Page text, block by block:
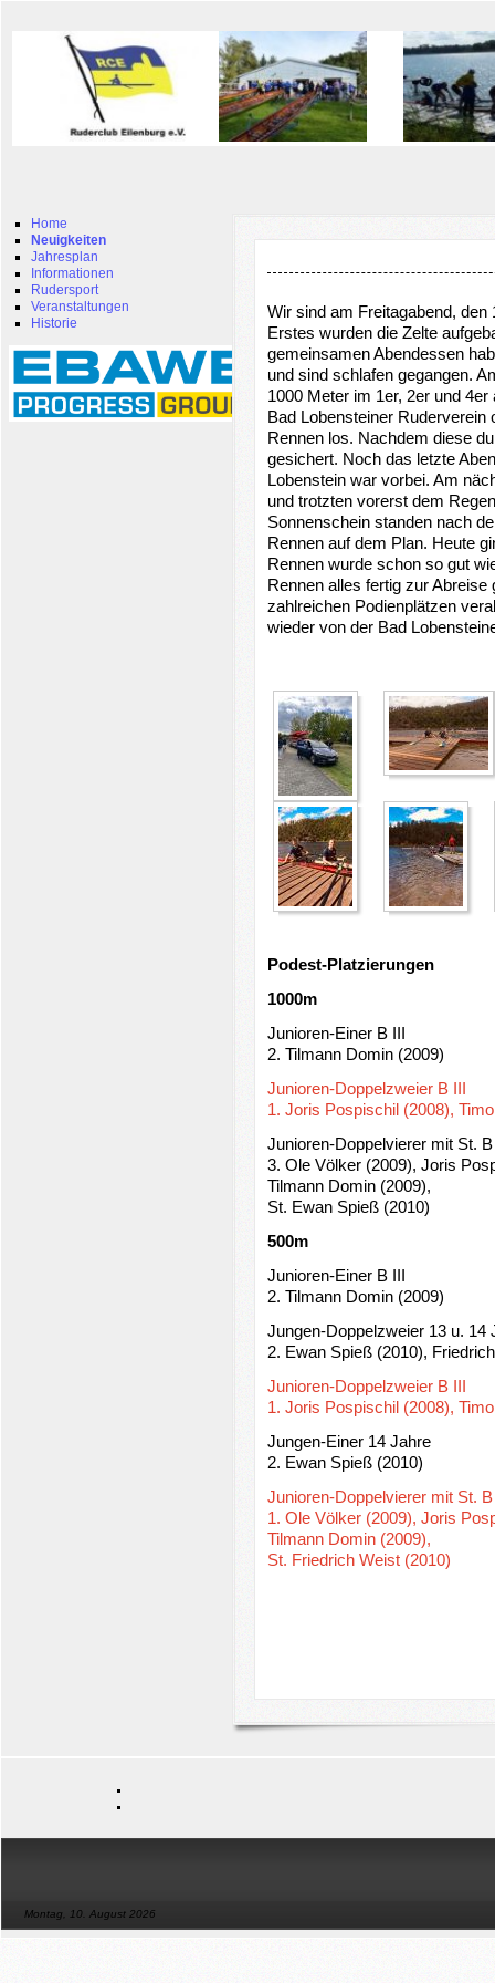
Home
Neuigkeiten
Jahresplan
Informationen
Rudersport
Veranstaltungen
Historie
Wir sind am Freitagabend,
Erstes wurden die Zelte
gemeinsamen Abendessen
und sind schlafen gegangen.
1000 Meter im 1er, 2er und
Bad Lobensteiner
Rennen los. Nachdem diese
gesichert. Noch das letzte
Lobenstein war vorbei. Am
und trotzten vorerst dem
Sonnenschein standen nach
Rennen auf dem Plan. Heute
Rennen wurde schon so gut
Rennen alles fertig zur
zahlreichen Podienplätzen
wieder von der Bad
Podest-Platzierungen
1000m
Junioren-Einer B III
2. Tilmann Domin (2009)
Junioren-Doppelzweier B III
1. Joris Pospischil (2008),
Junioren-Doppelvierer mit St. B
3. Ole Völker (2009), Joris
Tilmann Domin (2009),
St. Ewan Spieß (2010)
500m
Junioren-Einer B III
2. Tilmann Domin (2009)
Jungen-Doppelzweier 13 u. 14
2. Ewan Spieß (2010),
Junioren-Doppelzweier B III
1. Joris Pospischil (2008),
Jungen-Einer 14 Jahre
2. Ewan Spieß (2010)
Junioren-Doppelvierer mit St. B
1. Ole Völker (2009), Joris
Tilmann Domin (2009),
St. Friedrich Weist (2010)
Montag, 10. August 2026